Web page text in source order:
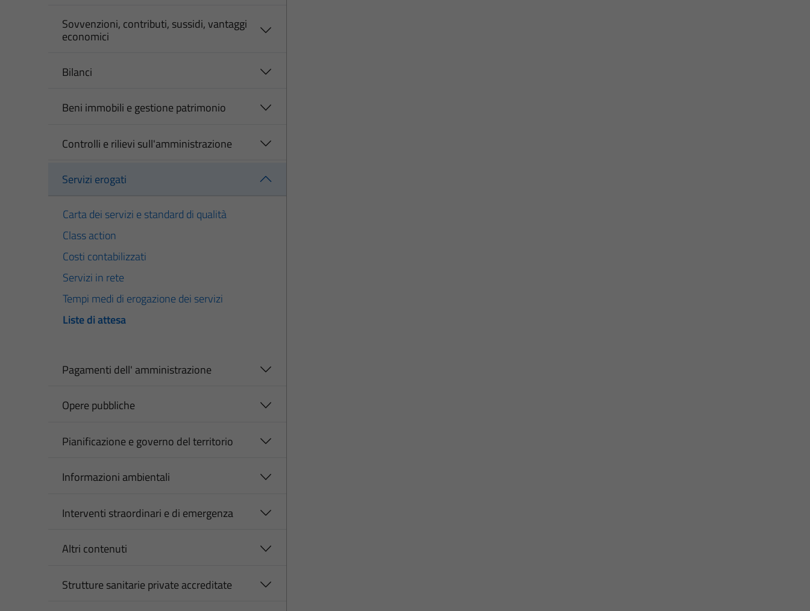
Sovvenzioni, contributi, sussidi, vantaggi
economici
Bilanci
Beni immobili e gestione patrimonio
Controlli e rilievi sull'amministrazione
Servizi erogati
Carta dei servizi e standard di qualità
Class action
Costi contabilizzati
Servizi in rete
Tempi medi di erogazione dei servizi
Liste di attesa
Pagamenti dell' amministrazione
Opere pubbliche
Pianificazione e governo del territorio
Informazioni ambientali
Interventi straordinari e di emergenza
Altri contenuti
Strutture sanitarie private accreditate